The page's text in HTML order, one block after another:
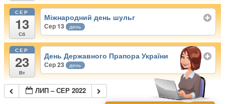
СЕР
13
Сб
Міжнародний день шульг
Сер 13 день
СЕР
23
Вт
День Державного Прапора України
Сер 23 день
ЛИП – СЕР 2022